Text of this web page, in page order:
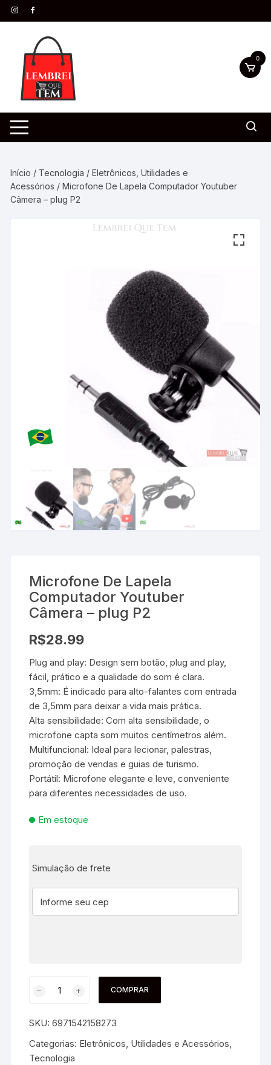
0
Início / Tecnologia /Eletrônicos, Utilidades e
Acessórios / Microfone De Lapela Computador Youtuber
Câmera – plug P2
Microfone De Lapela
Computador Youtuber
Câmera – plug P2
R$28.99
Plug and play: Design sem botão, plug and play,
fácil, prático e a qualidade do som é clara.
3,5mm: É indicado para alto-falantes com entrada
de 3,5mm para deixar a vida mais prática.
Alta sensibilidade: Com alta sensibilidade, o
microfone capta som muitos centímetros além.
Multifuncional: Ideal para lecionar, palestras,
promoção de vendas e guias de turismo.
Portátil: Microfone elegante e leve, conveniente
para diferentes necessidades de uso.
Em estoque
Simulação de frete
COMPRAR
SKU:6971542158273
Categorias: Eletrônicos, Utilidades e Acessórios,
Tecnologia